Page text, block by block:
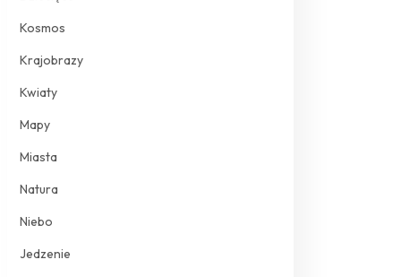
Kosmos
Krajobrazy
Kwiaty
Mapy
Miasta
Natura
Niebo
Jedzenie